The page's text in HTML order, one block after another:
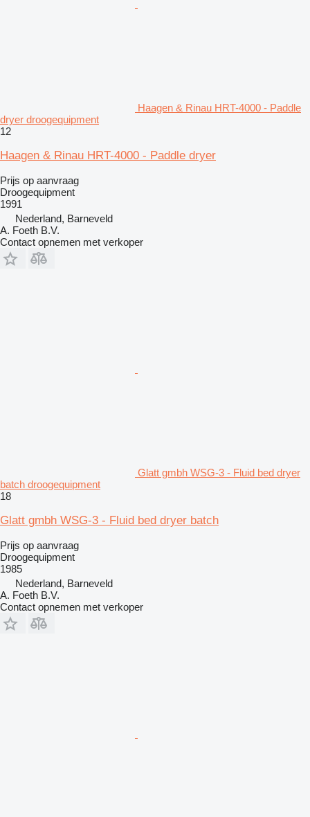
Haagen & Rinau HRT-4000 - Paddle
dryer droogequipment
12
Haagen & Rinau HRT-4000 - Paddle dryer
Prijs op aanvraag
Droogequipment
1991
Nederland, Barneveld
A. Foeth B.V.
Contact opnemen met verkoper
Glatt gmbh WSG-3 - Fluid bed dryer
batch droogequipment
18
Glatt gmbh WSG-3 - Fluid bed dryer batch
Prijs op aanvraag
Droogequipment
1985
Nederland, Barneveld
A. Foeth B.V.
Contact opnemen met verkoper